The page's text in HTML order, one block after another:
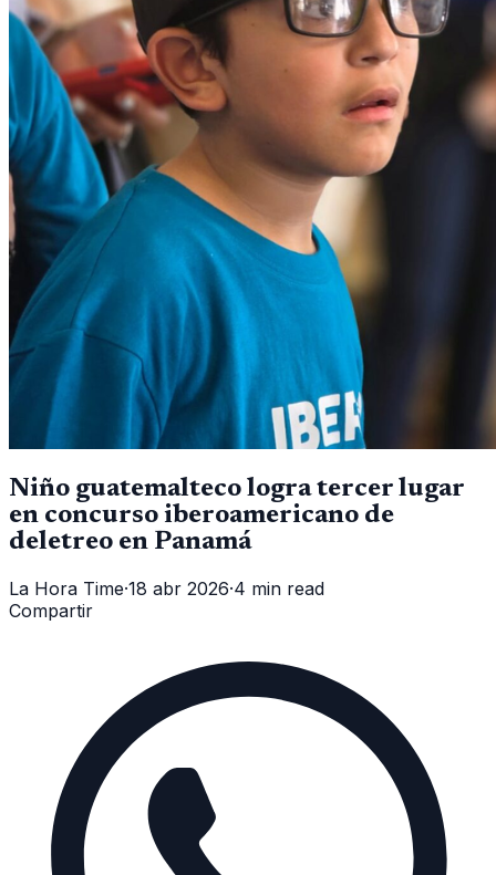
Niño guatemalteco logra tercer lugar
en concurso iberoamericano de
deletreo en Panamá
La Hora Time·18 abr 2026·4 min read
Compartir